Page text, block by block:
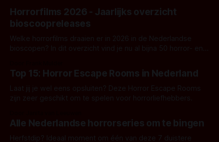
Horrorfilms 2026 - Jaarlijks overzicht
bioscoopreleases
Welke horrorfilms draaien er in 2026 in de Nederlandse
bioscopen? In dit overzicht vind je nu al bijna 50 horror- en
Top 15: Horror Escape Rooms in Nederland
Laat jij je wel eens opsluiten? Deze Horror Escape Rooms
zijn zeer geschikt om te spelen voor horrorliefhebbers.
Alle Nederlandse horrorseries om te bingen
Herfstdip? Ideaal moment om één van deze 7 duistere